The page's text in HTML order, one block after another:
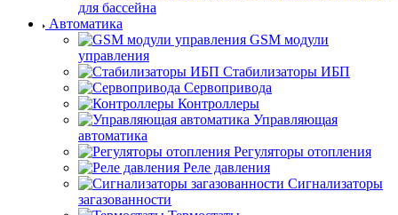
для бассейна
Автоматика
GSM модули
управления
Стабилизаторы ИБП
Сервопривода
Контроллеры
Управляющая
автоматика
Регуляторы отопления
Реле давления
Сигнализаторы
загазованности